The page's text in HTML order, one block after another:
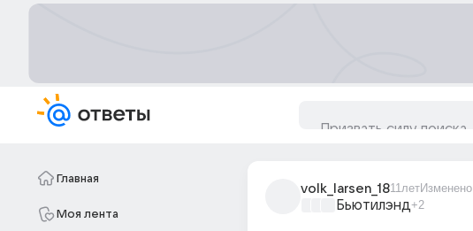
Главная
Моя лента
volk_larsen_1811летИзменено
Бьютилэнд+2